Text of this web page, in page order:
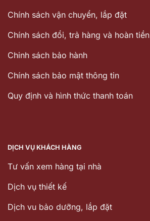
Chính sách vận chuyển, lắp đặt
Chính sách đổi, trả hàng và hoàn tiền
Chinh sách bảo hành
Chính sách bảo mật thông tin
Quy định và hình thức thanh toán
DỊCH VỤ KHÁCH HÀNG
Tư vấn xem hàng tại nhà
Dịch vụ thiết kế
Dịch vu bảo dưỡng, lắp đặt